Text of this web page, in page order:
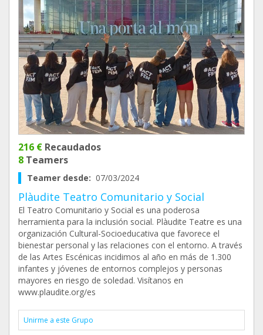
216 € Recaudados
8 Teamers
Teamer desde: 07/03/2024
Plàudite Teatro Comunitario y Social
El Teatro Comunitario y Social es una poderosa
herramienta para la inclusión social. Plàudite Teatre es una
organización Cultural-Socioeducativa que favorece el
bienestar personal y las relaciones con el entorno. A través
de las Artes Escénicas incidimos al año en más de 1.300
infantes y jóvenes de entornos complejos y personas
mayores en riesgo de soledad. Visítanos en
www.plaudite.org/es
Unirme a este Grupo